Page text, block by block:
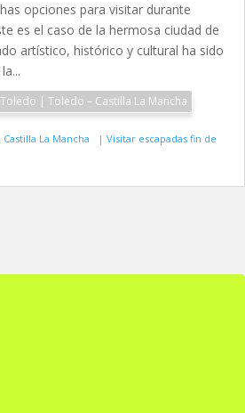
opciones para visitar durante
es el caso de la hermosa ciudad de
artístico, histórico y cultural ha sido
Quiero saber más sobre: Toledo | Toledo – Castilla La Mancha
La Mancha | Visitar escapadas fin de